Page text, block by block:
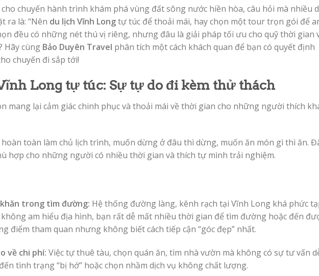
chuyến hành trình khám phá vùng đất sông nước hiền hòa, câu hỏi mà nhiều
ra là: “Nên du lịch Vĩnh Longtự túc để thoải mái, hay chọn một tour trọn gói để
đều có những nét thú vị riêng, nhưng đâu là giải pháp tối ưu cho quỹ thời gian
Hãy cùng Bảo Duyên Travel phân tích một cách khách quan để bạn có quyết định
chuyến đi sắp tới!
Long tự túc: Sự tự do đi kèm thử thách
mang lại cảm giác chinh phục và thoải mái về thời gian cho những người thích
hoàn toàn làm chủ lịch trình, muốn dừng ở đâu thì dừng, muốn ăn món gì thì ăn.
hợp cho những người có nhiều thời gian và thích tự mình trải nghiệm.
trong tìm đường: Hệ thống đường làng, kênh rạch tại Vĩnh Long khá phức
am hiểu địa hình, bạn rất dễ mất nhiều thời gian để tìm đường hoặc đến
điểm tham quan nhưng không biết cách tiếp cận “góc đẹp” nhất.
về chi phí: Việc tự thuê tàu, chọn quán ăn, tìm nhà vườn mà không có sự tư vấn
tình trạng “bị hớ” hoặc chọn nhầm dịch vụ không chất lượng.